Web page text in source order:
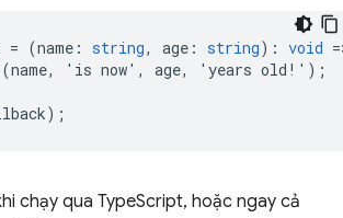
= (name : string, age : string) : void =
(name, ' is now' , age, ' years old ! ' );
);
chạy qua TypeScript, hoặc ngay cả